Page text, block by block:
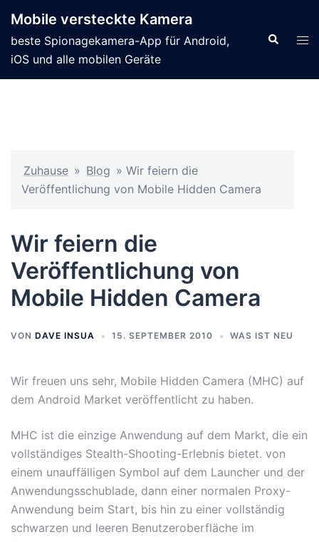
Mobile versteckte Kamera
beste Spionagekamera-App für Android,
iOS und alle mobilen Geräte
Zuhause » Blog » Wir feiern die
Veröffentlichung von Mobile Hidden Camera
Wir feiern die
Veröffentlichung von
Mobile Hidden Camera
VON DAVE INSUA 15. SEPTEMBER 2010 WAS IST NEU
Wir freuen uns sehr, Mobile Hidden Camera (MHC) auf
dem Android Market veröffentlicht zu haben.
MHC ist die einzige Anwendung auf dem Markt, die ein
vollständiges Stealth-Shooting-Erlebnis bietet. von
einem unauffälligen Symbol auf dem Launcher und der
Anwendungsschublade, dann einer normalen Proxy-
Anwendung beim Start, bis hin zu einer vollständig
schwarzen und leeren Benutzeroberfläche im